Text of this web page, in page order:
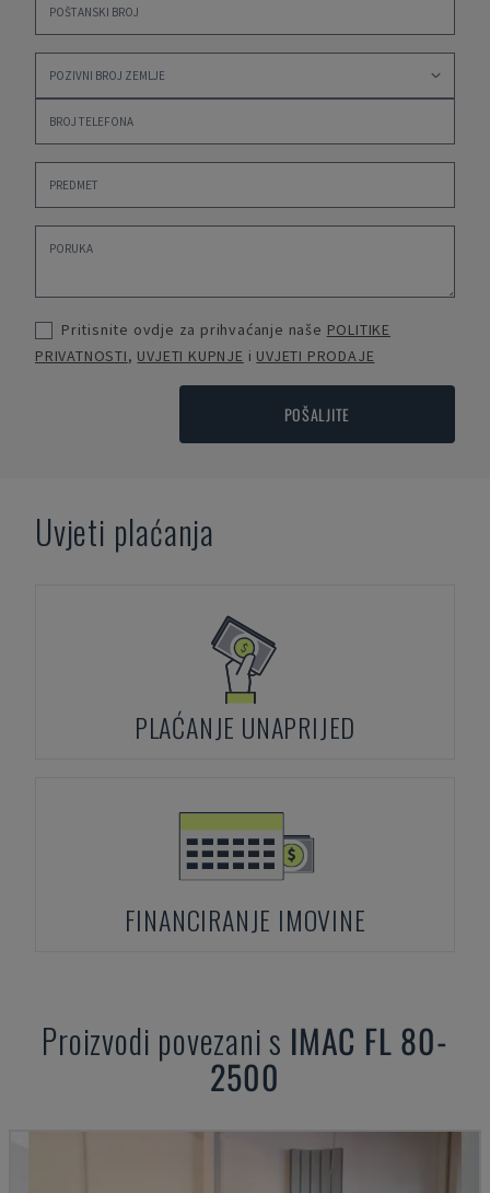
Pritisnite ovdje za prihvaćanje naše POLITIKE
PRIVATNOSTI, UVJETI KUPNJE i UVJETI PRODAJE
POŠALJITE
Uvjeti plaćanja
PLAĆANJE UNAPRIJED
FINANCIRANJE IMOVINE
Proizvodi povezani s IMAC FL 80-
2500